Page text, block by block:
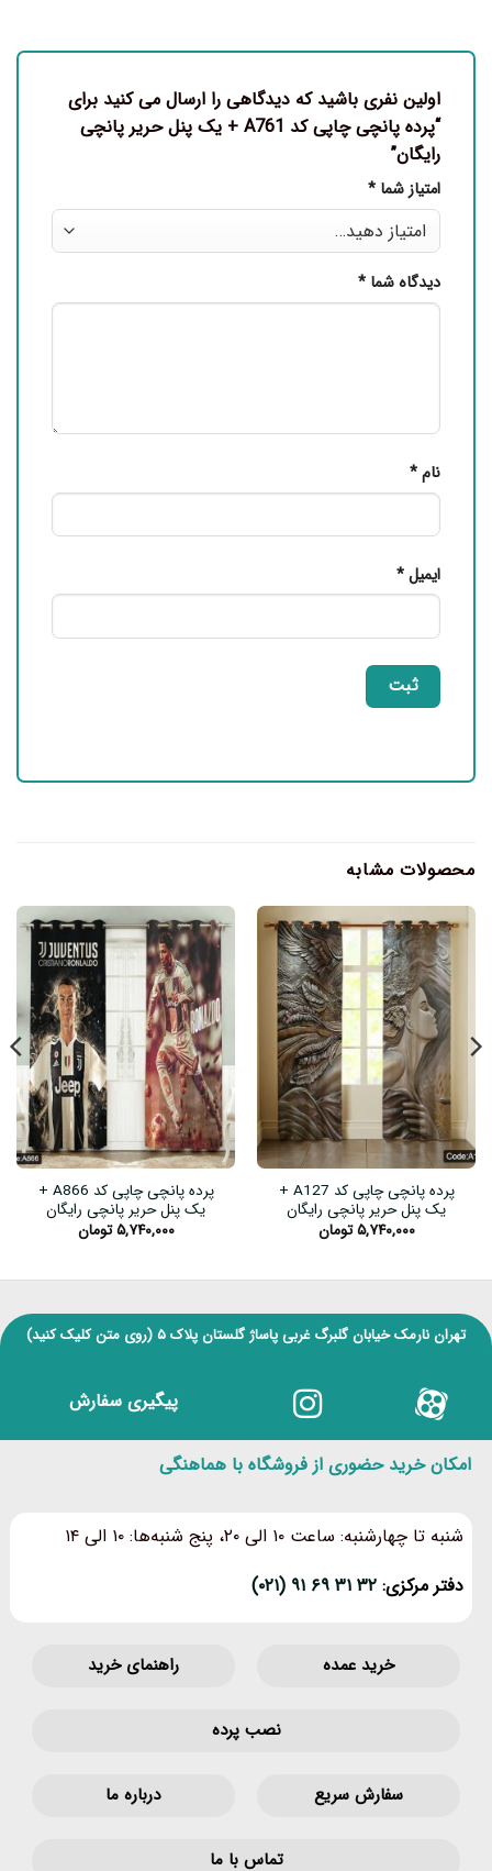
اولین نفری باشید که دیدگاهی را ارسال می کنید برای
“پرده پانچی چاپی کد A761 + یک پنل حریر پانچی
رایگان”
امتیاز شما *
دیدگاه شما *
نام*
ایمیل*
محصولات مشابه
پرده پانچی چاپی کد A127 +
یک پنل حریر پانچی رایگان
۵,۷۴۰,۰۰۰ تومان
پرده پانچی چاپی کد A866 +
یک پنل حریر پانچی رایگان
۵,۷۴۰,۰۰۰ تومان
تهران نارمک خیابان گلبرگ غربی پاساژ گلستان پلاک ۵ (روی متن کلیک کنید)
پیگیری سفارش
امکان خرید حضوری از فروشگاه با هماهنگی
شنبه تا چهارشنبه: ساعت ۱۰ الی ۲۰، پنج شنبه‌ها: ۱۰ الی ۱۴
دفتر مرکزی: ۳۲ ۳۱ ۶۹ ۹۱ (۰۲۱)
خرید عمده راهنمای خرید
نصب پرده
سفارش سریع درباره ما
تماس با ما